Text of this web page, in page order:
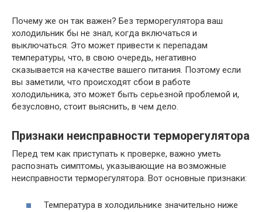
Почему же он так важен? Без терморегулятора ваш
холодильник бы не знал, когда включаться и
выключаться. Это может привести к перепадам
температуры, что, в свою очередь, негативно
сказывается на качестве вашего питания. Поэтому если
вы заметили, что происходят сбои в работе
холодильника, это может быть серьезной проблемой и,
безусловно, стоит выяснить, в чем дело.
Признаки неисправности терморегулятора
Перед тем как приступать к проверке, важно уметь
распознать симптомы, указывающие на возможные
неисправности терморегулятора. Вот основные признаки:
Температура в холодильнике значительно ниже